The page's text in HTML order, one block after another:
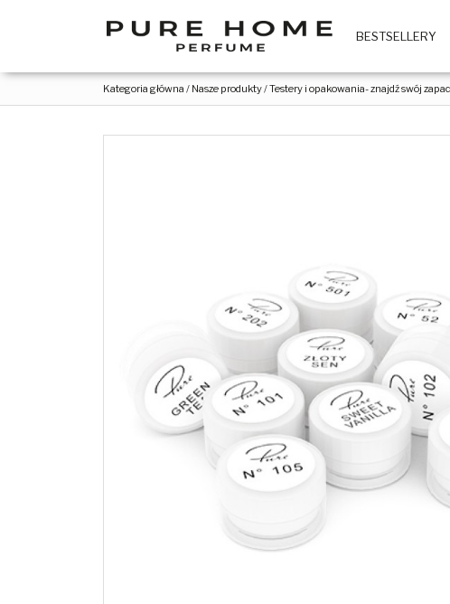
BESTSELLERY
Kategoria główna / Nasze produkty/Testery i opakowania- znajdź swój